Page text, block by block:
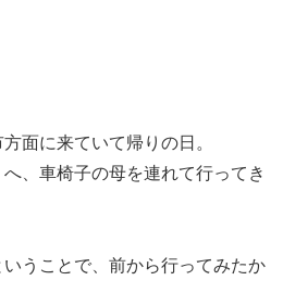
面に来ていて帰りの日。
、車椅子の母を連れて行ってき
うことで、前から行ってみたか